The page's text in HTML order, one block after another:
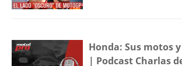
Honda: Sus motos
| Podcast Charlas